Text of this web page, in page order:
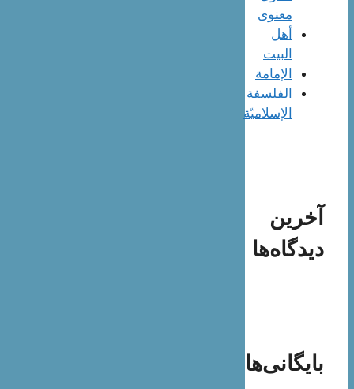
معنوی
أهل
البيت
الإمامة
الفلسفة
الإسلاميّة
آخرین
دیدگاه‌ها
بایگانی‌ها